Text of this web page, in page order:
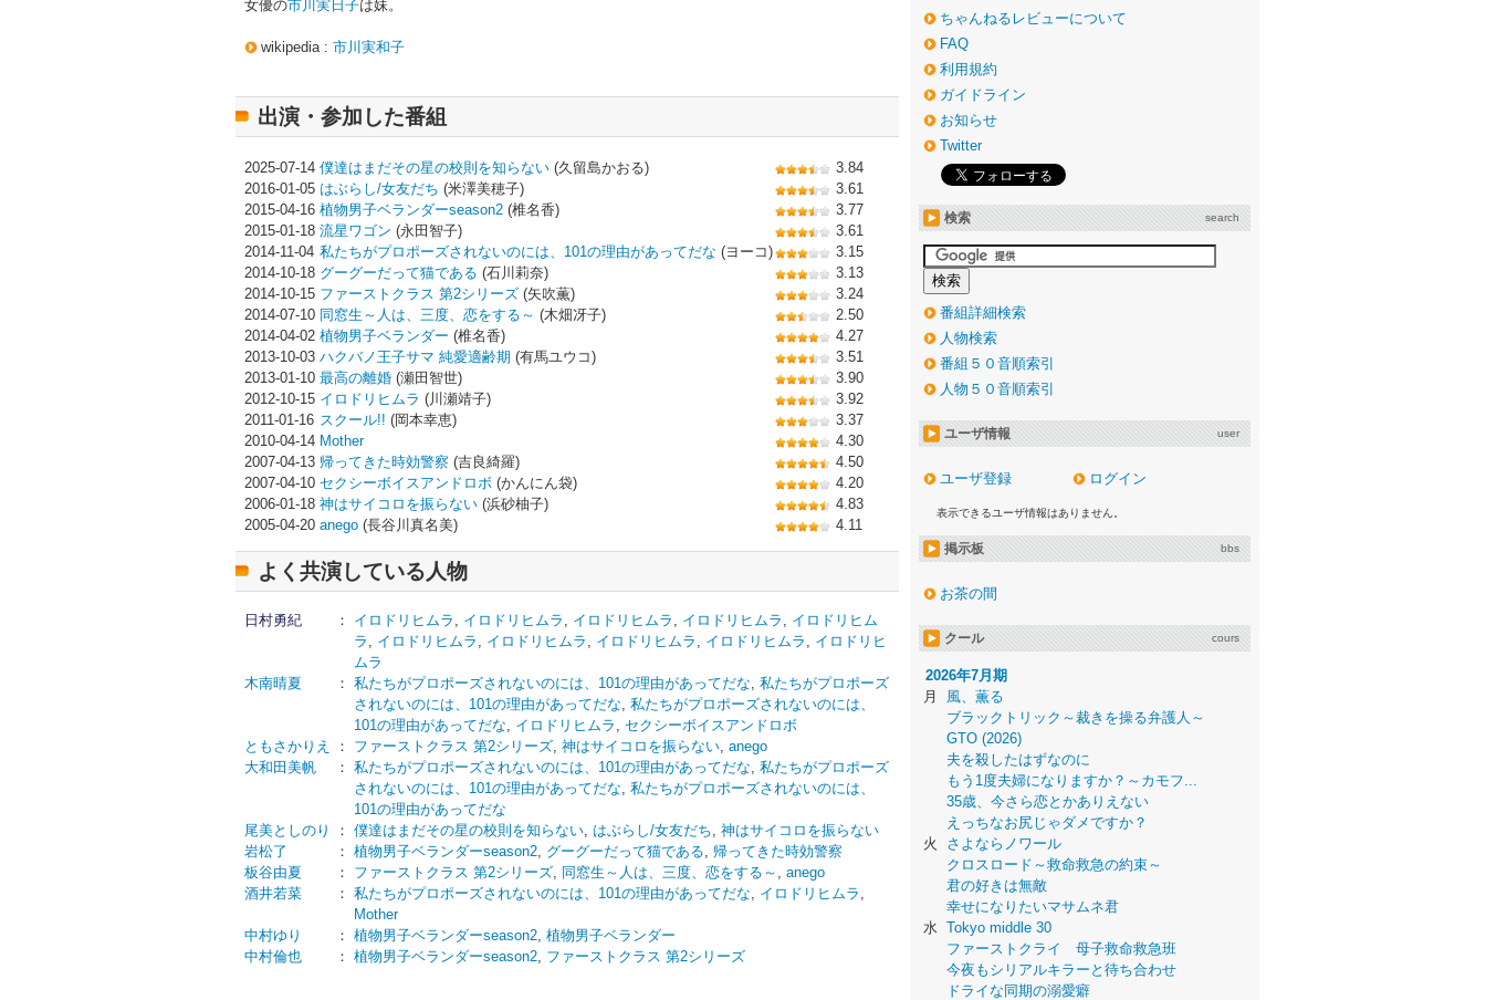
女優の市川実日子は妹。
wikipedia : 市川実和子
出演・参加した番組
2025-07-14 僕達はまだその星の校則を知らない (久留島かおる)
3.84
2016-01-05 はぶらし/女友だち (米澤美穂子)
3.61
2015-04-16 植物男子ベランダーseason2 (椎名香)
3.77
2015-01-18 流星ワゴン (永田智子)
3.61
2014-11-04 私たちがプロポーズされないのには、101の理由があってだな (ヨーコ)
3.15
2014-10-18 グーグーだって猫である (石川莉奈)
3.13
2014-10-15 ファーストクラス 第2シリーズ (矢吹薫)
3.24
2014-07-10 同窓生～人は、三度、恋をする～ (木畑冴子)
2.50
2014-04-02 植物男子ベランダー (椎名香)
4.27
2013-10-03 ハクバノ王子サマ 純愛適齢期 (有馬ユウコ)
3.51
2013-01-10 最高の離婚 (瀬田智世)
3.90
2012-10-15 イロドリヒムラ (川瀬靖子)
3.92
2011-01-16 スクール!! (岡本幸恵)
3.37
2010-04-14 Mother
4.30
2007-04-13 帰ってきた時効警察 (吉良綺羅)
4.50
2007-04-10 セクシーボイスアンドロボ (かんにん袋)
4.20
2006-01-18 神はサイコロを振らない (浜砂柚子)
4.83
2005-04-20 anego (長谷川真名美) 4.11
よく共演している人物
日村勇紀 ： イロドリヒムラ , イロドリヒムラ , イロドリヒムラ , イロドリヒムラ , イロドリヒム
ラ , イロドリヒムラ , イロドリヒムラ , イロドリヒムラ , イロドリヒムラ , イロドリヒ
ムラ
木南晴夏
： 私たちがプロポーズされないのには、101の理由があってだな, 私たちがプロポーズ
されないのには、101の理由があってだな, 私たちがプロポーズされないのには、
101の理由があってだな, イロドリヒムラ , セクシーボイスアンドロボ
ともさかりえ
： ファーストクラス 第2シリーズ, 神はサイコロを振らない, anego
大和田美帆
： 私たちがプロポーズされないのには、101の理由があってだな, 私たちがプロポーズ
されないのには、101の理由があってだな, 私たちがプロポーズされないのには、
101の理由があってだな
尾美としのり
： 僕達はまだその星の校則を知らない, はぶらし/女友だち, 神はサイコロを振らない
岩松了
： 植物男子ベランダーseason2, グーグーだって猫である, 帰ってきた時効警察
板谷由夏
： ファーストクラス 第2シリーズ, 同窓生～人は、三度、恋をする～ , anego
酒井若菜
： 私たちがプロポーズされないのには、101の理由があってだな, イロドリヒムラ ,
Mother
中村ゆり
： 植物男子ベランダーseason2, 植物男子ベランダー
中村倫也
： 植物男子ベランダーseason2, ファーストクラス 第2シリーズ
ちゃんねるレビューについて
FAQ
利用規約
ガイドライン
お知らせ
Twitter
検索 search
番組詳細検索
人物検索
番組５０音順索引
人物５０音順索引
ユーザ情報 user
ユーザ登録 ログイン
表示できるユーザ情報はありません。
掲示板 bbs
お茶の間
クール cours
2026年7月期
月
風、薫る
ブラックトリック～裁きを操る弁護人～
GTO (2026)
夫を殺したはずなのに
もう1度夫婦になりますか？～カモフ...
35歳、今さら恋とかありえない
えっちなお尻じゃダメですか？
火
さよならノワール
クロスロード～救命救急の約束～
君の好きは無敵
幸せになりたいマサムネ君
水 Tokyo middle 30
ファーストクライ 母子救命救急班
今夜もシリアルキラーと待ち合わせ
ドライな同期の溺愛癖